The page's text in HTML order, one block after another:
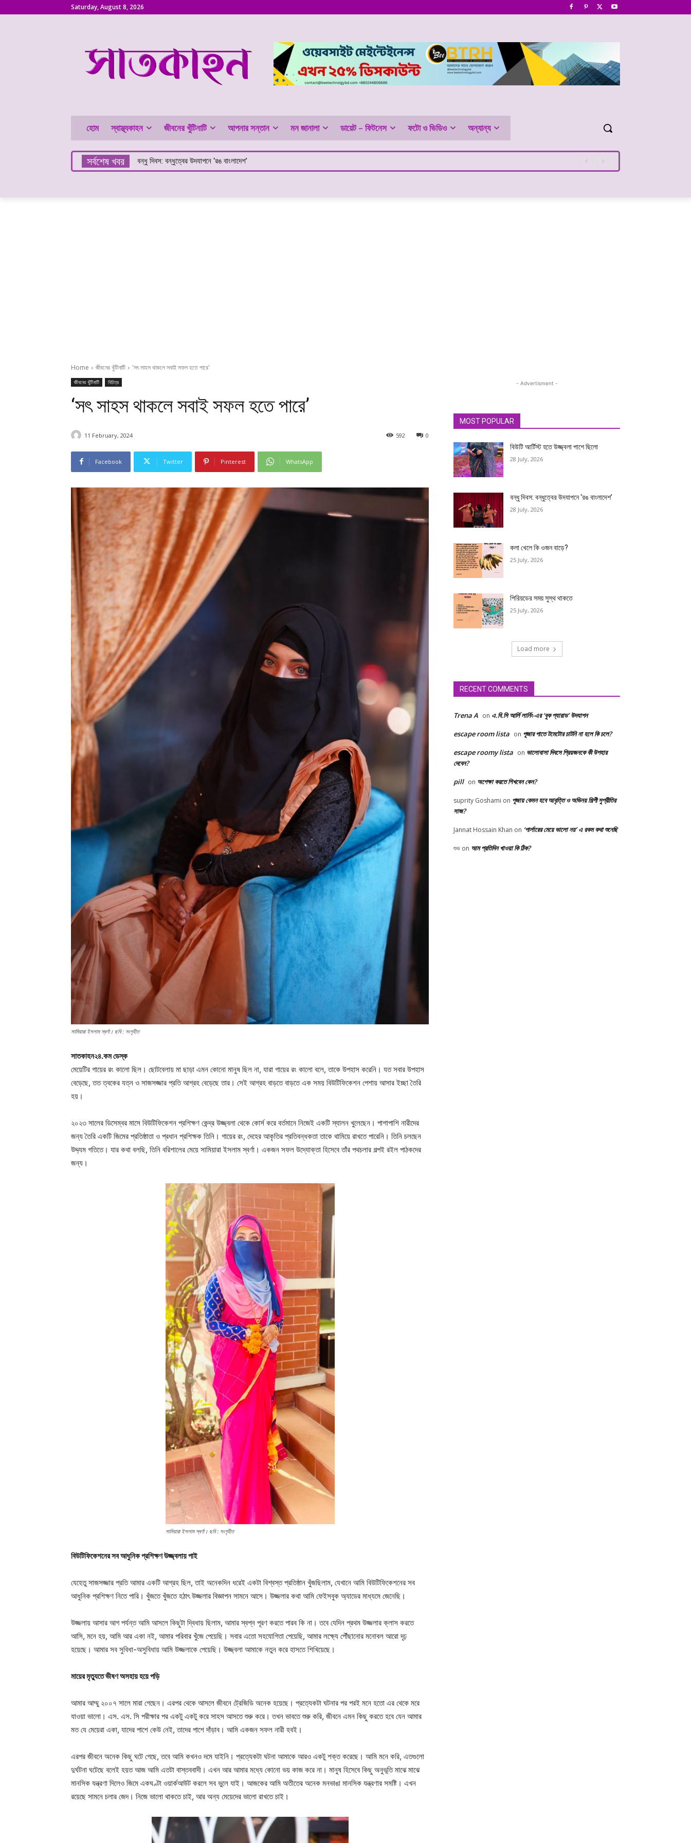
Saturday, August 8, 2026
হোম স্বাস্থ্যকাহন জীবনের খুঁটিনাটি আপনার সন্তান মন জানালা ডায়েট – ফিটনেস ফটো ও ভিডিও অন্যান্য
সর্বশেষ খবর বন্ধু দিবস: বন্ধুত্বের উদযাপনে ‘রঙ বাংলাদেশ’
কলা খেলে কি ওজন বাড়ে?
Home জীবনের খুঁটিনাটি 'সৎ সাহস থাকলে সবাই সফল হতে পারে'
জীবনের খুঁটিনাটি বিচিত্র
‘সৎ সাহস থাকলে সবাই সফল হতে পারে’
11 February, 2024 0
592
Facebook Twitter Pinterest WhatsApp
সামিয়ারা ইসলাম স্বর্ণা। ছবি : সংগৃহীত
সাতকাহন২৪.কম ডেস্ক
মেয়েটির গায়ের রং কালো ছিল। ছোটবেলায় মা ছাড়া এমন কোনো মানুষ ছিল না, যারা গায়ের রং কালো বলে, তাকে উপহাস করেনি। যত সবার উপহাস
বেড়েছে, তত ত্বকের যত্ন ও সাজসজ্জার প্রতি আগ্রহ বেড়েছে তার। সেই আগ্রহ বাড়তে বাড়তে এক সময় বিউটিফিকেশন পেশায় আসার ইচ্ছা তৈরি
হয়।
২০২৩ সালের ডিসেম্বর মাসে বিউটিফিকেশন প্রশিক্ষণ কেন্দ্র উজ্জ্বলা থেকে কোর্স করে বর্তমানে নিজেই একটি স্যালন খুলেছেন। পাশাপাশি নারীদের
জন্য তৈরি একটি জিমের প্রতিষ্ঠাতা ও প্রধান প্রশিক্ষক তিনি। গায়ের রং, দেহের আকৃতির প্রতিবন্ধকতা তাকে থামিয়ে রাখতে পারেনি। তিনি চলছেন
উদ্দ্যম গতিতে। যার কথা বলছি, তিনি বরিশালের মেয়ে সামিয়ারা ইসলাম স্বর্ণা। একজন সফল উদ্যোক্তা হিসেবে তাঁর পথচলার গল্পই রইল পাঠকদের
জন্য।
সামিয়ারা ইসলাম স্বর্ণা। ছবি : সংগৃহীত
বিউটিফিকেশনের সব আধুনিক প্রশিক্ষণ উজ্জ্বলায় পাই
যেহেতু সাজসজ্জার প্রতি আমার একটি আগ্রহ ছিল, তাই অনেকদিন ধরেই একটা বিশ্বস্ত প্রতিষ্ঠান খুঁজছিলাম, যেখানে আমি বিউটিফিকেশনের সব
আধুনিক প্রশিক্ষণ নিতে পারি। খুঁজতে খুঁজতে হঠাৎ উজ্জলার বিজ্ঞাপন সামনে আসে। উজ্জলার কথা আমি ফেইসবুক অ্যাডের মাধ্যমে জেনেছি।
উজ্জলায় আসার আগ পর্যন্ত আমি আসলে কিছুটা দ্বিধায় ছিলাম, আমার স্বপ্ন পূরণ করতে পারব কি না। তবে যেদিন প্রথম উজ্জলার ক্লাস করতে
আসি, মনে হয়, আমি আর একা নই, আমার পরিবার খুঁজে পেয়েছি। সবার এতো সহযোগিতা পেয়েছি, আমার লক্ষ্যে পৌঁছানোর মনোবল আরো দৃঢ়
হয়েছে। আমার সব সুবিধা-অসুবিধায় আমি উজ্জলাকে পেয়েছি। উজ্জ্বলা আমাকে নতুন করে হাসতে শিখিয়েছে।
মায়ের মৃত্যুতে ভীষণ অসহায় হয়ে পড়ি
আমার আম্মু ২০০৭ সালে মারা গেছেন। এরপর থেকে আসলে জীবনে ট্রেজিডি অনেক হয়েছে। প্রত্যেকটা ঘটনার পর পরই মনে হতো এর থেকে মরে
যাওয়া ভালো। এস. এস. সি পরীক্ষার পর একটু একটু করে সাহস আসতে শুরু করে। তখন ভাবতে শুরু করি, জীবনে এমন কিছু করতে হবে যেন আমার
মত যে মেয়েরা একা, যাদের পাশে কেউ নেই, তাদের পাশে দাঁড়াব। আমি একজন সফল নারী হবই।
এরপর জীবনে অনেক কিছু ঘটে গেছে, তবে আমি কখনও দমে যাইনি। প্রত্যেকটা ঘটনা আমাকে আরও একটু শক্ত করেছে। আমি মনে করি, এতগুলো
দুর্ঘটনা ঘটেছে বলেই হয়ত আজ আমি এতটা বাস্তববাদী। এখন আর আমার মধ্যে কোনো ভয় কাজ করে না। মানুষ হিসেবে কিছু অনুভূতি মাঝে মাঝে
মানসিক যন্ত্রণা দিলেও জিমে একঘণ্টা ওয়ার্কআউট করলে সব ভুলে যাই। আজকের আমি অতীতের অনেক মনভাঙা মানসিক যন্ত্রণার সমষ্টি। এখন
রয়েছে সামনে চলার জেদ। নিজে ভালো থাকতে চাই, আর অন্য মেয়েদের ভালো রাখতে চাই।
- Advertisment -
MOST POPULAR
বিউটি আর্টিস্ট হতে উজ্জ্বলা পাশে ছিলো
28 July, 2026
বন্ধু দিবস: বন্ধুত্বের উদযাপনে ‘রঙ বাংলাদেশ’
28 July, 2026
কলা খেলে কি ওজন বাড়ে?
25 July, 2026
পিরিয়ডের সময় সুস্থ থাকতে
25 July, 2026
Load more
RECENT COMMENTS
Trena A on এ.বি.সি আর্লি লার্নিং-এর ‘বুক প্যারাড’ উদযাপন
escape room lista on পূজার পাতে টমেটোর চাটনি না হলে কি চলে?
escape roomy lista on ভালোবাসা দিবসে প্রিয়জনকে কী উপহার
দেবেন?
pill on অপেক্ষা করতে শিখবেন কেন?
suprity Goshami on পূজায় কেমন হবে আবৃত্তি ও অভিনয় শিল্পী সুপ্রীতির
সাজ?
Jannat Hossain Khan on ‘পার্লারের মেয়ে ভালো নয়’ এ রকম কথা শুনেছি
শুভ on আম প্রতিদিন খাওয়া কি ঠিক?